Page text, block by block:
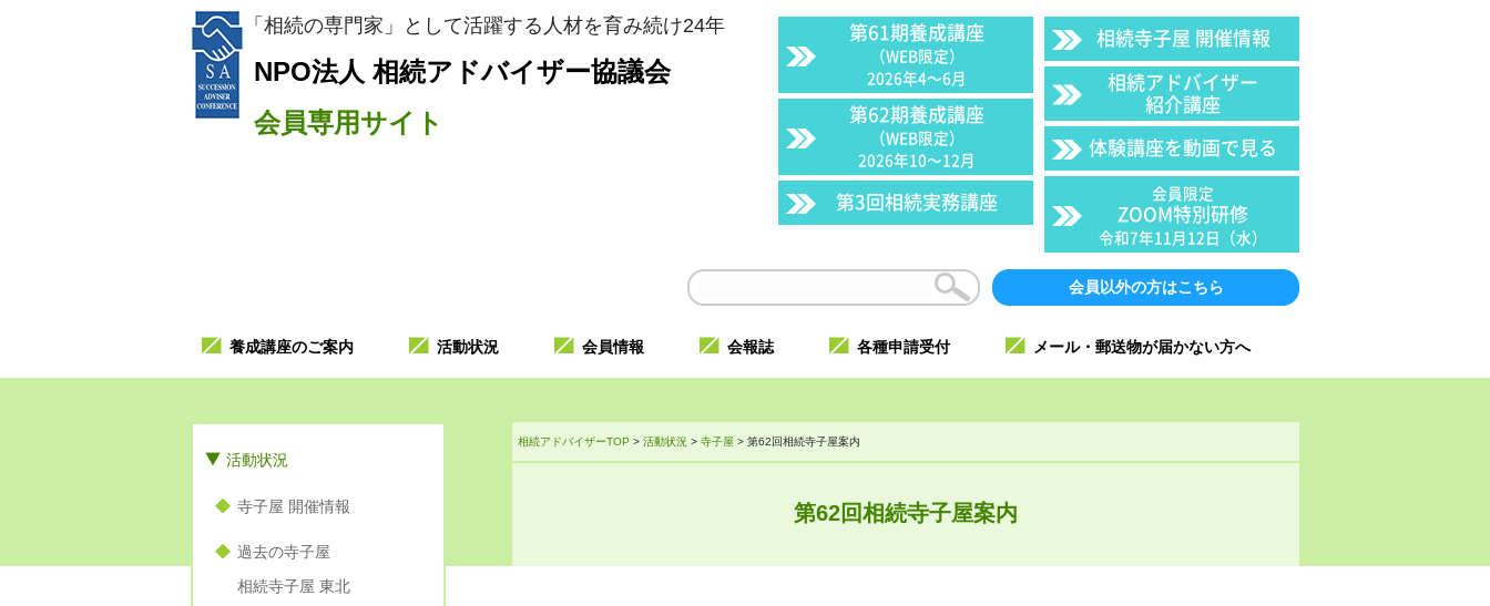
「相続の専門家」として活躍する人材を育み続け24年
NPO法人 相続アドバイザー協議会
会員専用サイト
第61期養成講座
（WEB限定）
2026年4〜6月
第62期養成講座
（WEB限定）
2026年10〜12月
第3回相続実務講座
相続寺子屋 開催情報
相続アドバイザー
紹介講座
体験講座を動画で見る
会員限定
ZOOM特別研修
令和7年11月12日（水）
会員以外の方はこちら
養成講座のご案内 活動状況 会員情報 会報誌 各種申請受付 メール・郵送物が届かない方へ
相続アドバイザーTOP > 活動状況 > 寺子屋 > 第62回相続寺子屋案内
第62回相続寺子屋案内
活動状況
寺子屋 開催情報
過去の寺子屋
相続寺子屋 東北